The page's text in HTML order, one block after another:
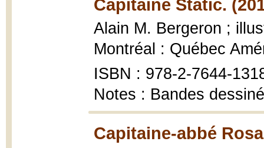
Capitaine Static.
Alain M. Bergeron ;
Montréal : Québec
ISBN : 978-2-7644-
Notes : Bandes
Capitaine-abbé